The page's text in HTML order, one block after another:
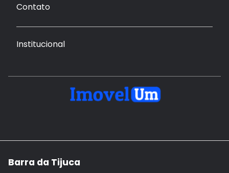
Contato
Institucional
Barra da Tijuca